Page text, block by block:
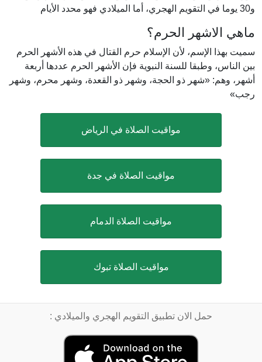
ماهي الاشهر الحرم؟
سميت بهذا الإسم، لأن الإسلام حرم القتال في هذه الأشهر الحرم
بين الناس، وطبقا للسنة النبوية فإن الأشهر الحرم عددها أربعة
أشهر، وهم: «شهر ذو الحجة، وشهر ذو القعدة، وشهر محرم، وشهر
رجب»
مواقيت الصلاة في الرياض
مواقيت الصلاة في جدة
مواقيت الصلاة الدمام
مواقيت الصلاة تبوك
حمل الان تطبيق التقويم الهجري والميلادي :